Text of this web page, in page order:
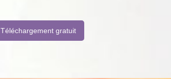
Téléchargement gratuit